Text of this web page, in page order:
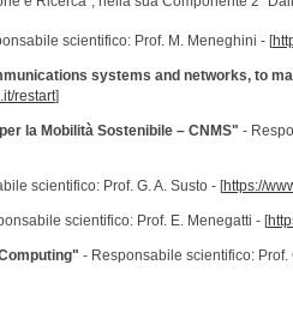
scientifico: Prof. M. Meneghini - [
systems and networks, to
restart]
la Mobilità Sostenibile – CNMS" -
scientifico: Prof. G. A. Susto - [https://
scientifico: Prof. E. Menegatti - [
- Responsabile scientifico: Prof.